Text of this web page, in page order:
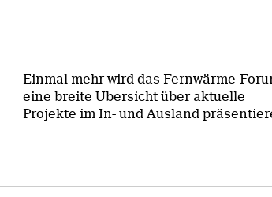
Einmal mehr wird das Fernwärme-
eine breite Übersicht über aktuelle
Projekte im In- und Ausland